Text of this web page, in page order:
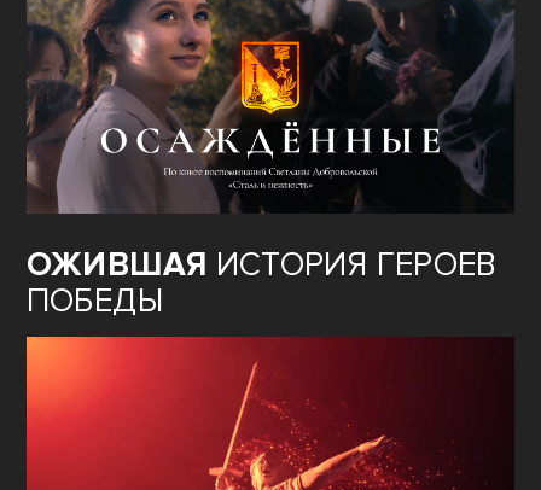
ОЖИВШАЯ ИСТОРИЯ ГЕРОЕВ
ПОБЕДЫ